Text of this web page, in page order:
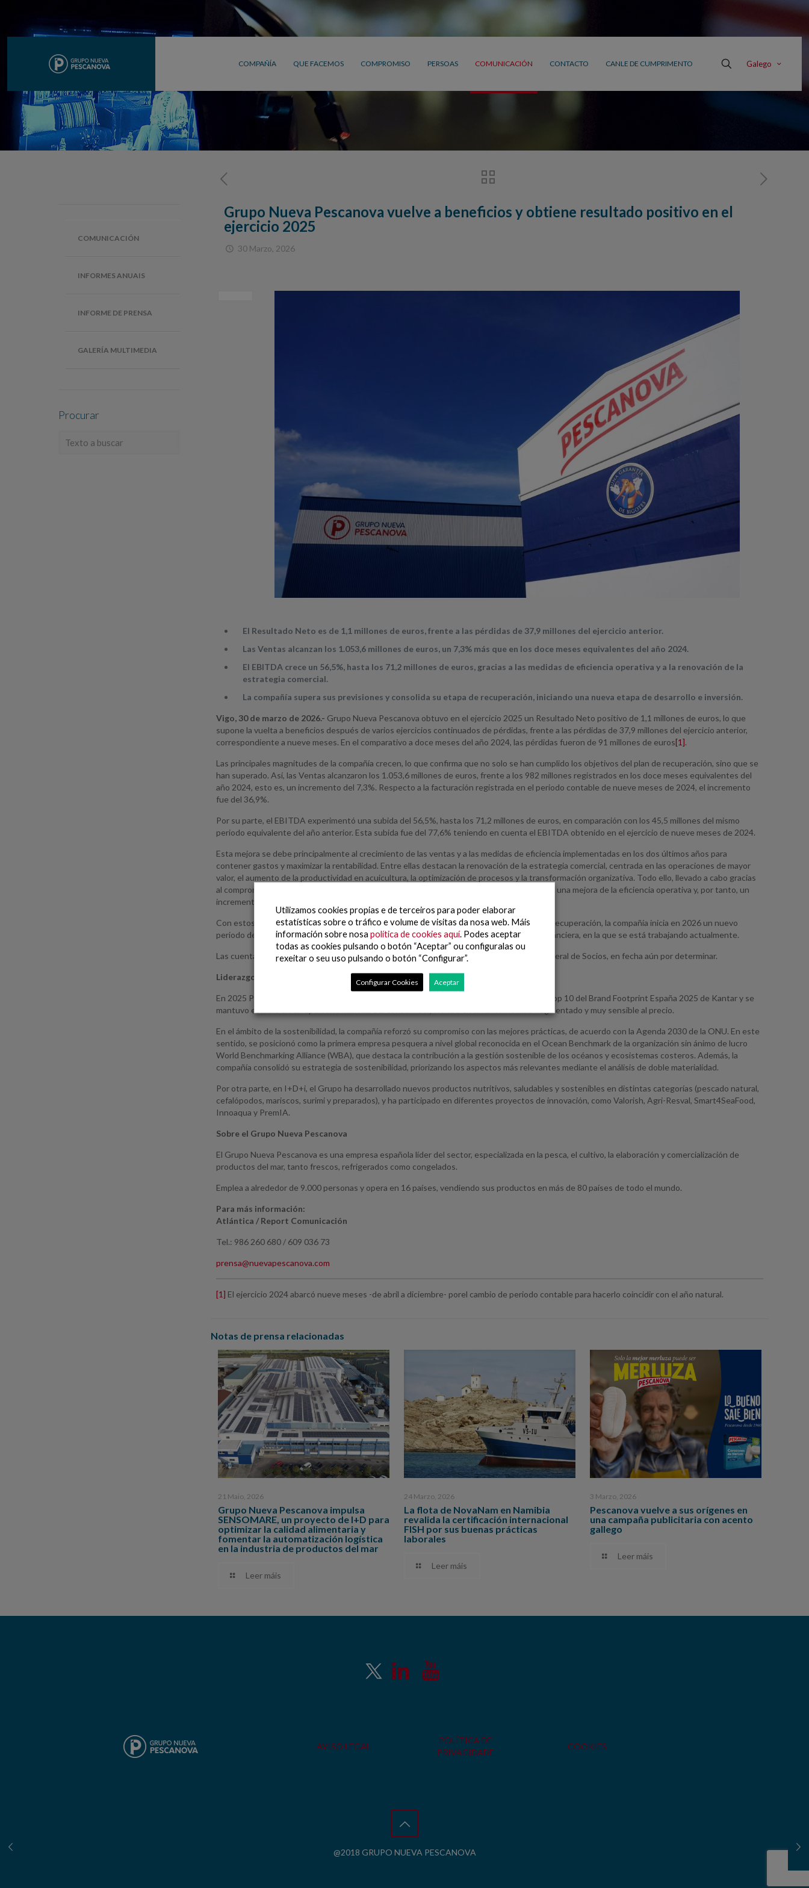
COMPAÑÍA QUE FACEMOS COMPROMISO PERSOAS COMUNICACIÓN CONTACTO CANLE DE CUMPRIMENTO Galego
Grupo Nueva Pescanova vuelve a beneficios y obtiene resultado positivo en el
ejercicio 2025
30 Marzo, 2026
El Resultado Neto es de 1,1 millones de euros, frente a las pérdidas de 37,9 millones del ejercicio anterior.
Las Ventas alcanzan los 1.053,6 millones de euros, un 7,3% más que en los doce meses equivalentes del año 2024.
El EBITDA crece un 56,5%, hasta los 71,2 millones de euros, gracias a las medidas de eficiencia operativa y a la renovación de la
estrategia comercial.
La compañía supera sus previsiones y consolida su etapa de recuperación, iniciando una nueva etapa de desarrollo e inversión.
Vigo, 30 de marzo de 2026.- Grupo Nueva Pescanova obtuvo en el ejercicio 2025 un Resultado Neto positivo de 1,1 millones de euros, lo que
supone la vuelta a beneficios después de varios ejercicios continuados de pérdidas, frente a las pérdidas de 37,9 millones del ejercicio anterior,
correspondiente a nueve meses. En el comparativo a doce meses del año 2024, las pérdidas fueron de 91 millones de euros[1].
Las principales magnitudes de la compañía crecen, lo que confirma que no solo se han cumplido los objetivos del plan de recuperación, sino que se
han superado. Así, las Ventas alcanzaron los 1.053,6 millones de euros, frente a los 982 millones registrados en los doce meses equivalentes del
año 2024, esto es, un incremento del 7,3%. Respecto a la facturación registrada en el periodo contable de nueve meses de 2024, el incremento
fue del 36,9%.
Por su parte, el EBITDA experimentó una subida del 56,5%, hasta los 71,2 millones de euros, en comparación con los 45,5 millones del mismo
periodo equivalente del año anterior. Esta subida fue del 77,6% teniendo en cuenta el EBITDA obtenido en el ejercicio de nueve meses de 2024.
Esta mejora se debe principalmente al crecimiento de las ventas y a las medidas de eficiencia implementadas en los dos últimos años para
contener gastos y maximizar la rentabilidad. Entre ellas destacan la renovación de la estrategia comercial, centrada en las operaciones de mayor
valor, el aumento de la productividad en acuicultura, la optimización de procesos y la transformación organizativa. Todo ello, llevado a cabo gracias
al compromiso y esfuerzo de todas las personas de la organización, ha sido clave para lograr una mejora de la eficiencia operativa y, por tanto, un
incremento significativo de los márgenes.
Con estos resultados, que exceden los objetivos marcados y cierran con éxito la etapa de recuperación, la compañía inicia en 2026 un nuevo
periodo de desarrollo e inversión que se apuntalará con la optimización de la estructura financiera, en la que se está trabajando actualmente.
Las cuentas auditadas de 2025 se presentarán para su aprobación en la próxima Junta General de Socios, en fecha aún por determinar.
Liderazgo de marca y avances en sostenibilidad e I+D+i
En 2025 Pescanova volvió a consolidarse como marca líder del sector. Se situó dentro del top 10 del Brand Footprint España 2025 de Kantar y se
mantuvo estable en el repertorio habitual del consumidor, incluso en un entorno más fragmentado y muy sensible al precio.
En el ámbito de la sostenibilidad, la compañía reforzó su compromiso con las mejores prácticas, de acuerdo con la Agenda 2030 de la ONU. En este
sentido, se posicionó como la primera empresa pesquera a nivel global reconocida en el Ocean Benchmark de la organización sin ánimo de lucro
World Benchmarking Alliance (WBA), que destaca la contribución a la gestión sostenible de los océanos y ecosistemas costeros. Además, la
compañía consolidó su estrategia de sostenibilidad, priorizando los aspectos más relevantes mediante el análisis de doble materialidad.
Por otra parte, en I+D+i, el Grupo ha desarrollado nuevos productos nutritivos, saludables y sostenibles en distintas categorías (pescado natural,
cefalópodos, mariscos, surimi y preparados), y ha participado en diferentes proyectos de innovación, como Valorish, Agri-Resval, Smart4SeaFood,
Innoaqua y PremIA.
Sobre el Grupo Nueva Pescanova
El Grupo Nueva Pescanova es una empresa española líder del sector, especializada en la pesca, el cultivo, la elaboración y comercialización de
productos del mar, tanto frescos, refrigerados como congelados.
Emplea a alrededor de 9.000 personas y opera en 16 países, vendiendo sus productos en más de 80 países de todo el mundo.
Para más información:
Atlántica / Report Comunicación
Tel.: 986 260 680 / 609 036 73
prensa@nuevapescanova.com
[1] El ejercicio 2024 abarcó nueve meses -de abril a diciembre- porel cambio de periodo contable para hacerlo coincidir con el año natural.
Notas de prensa relacionadas
21 Maio, 2026
Grupo Nueva Pescanova impulsa
SENSOMARE, un proyecto de I+D para
optimizar la calidad alimentaria y
fomentar la automatización logística
en la industria de productos del mar
Leer máis
24 Marzo, 2026
La flota de NovaNam en Namibia
revalida la certificación internacional
FISH por sus buenas prácticas
laborales
Leer máis
3 Marzo, 2026
Pescanova vuelve a sus orígenes en
una campaña publicitaria con acento
gallego
Leer máis
COMUNICACIÓN
INFORMES ANUAIS
INFORME DE PRENSA
GALERÍA MULTIMEDIA
Procurar
AVISO LEGAL
POLÍTICA DE
PRIVACIDADE
COOKIES
@2018 GRUPO NUEVA PESCANOVA
Utilizamos cookies propias e de terceiros para poder elaborar
estatísticas sobre o tráfico e volume de visitas da nosa web. Máis
información sobre nosa política de cookies aquí. Podes aceptar
todas as cookies pulsando o botón “Aceptar” ou configuralas ou
rexeitar o seu uso pulsando o botón “Configurar”.
Configurar Cookies Aceptar